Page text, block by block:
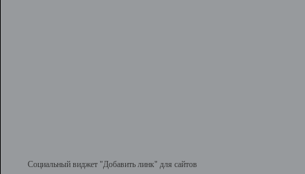
Социальный виджет "Добавить линк" для сайтов